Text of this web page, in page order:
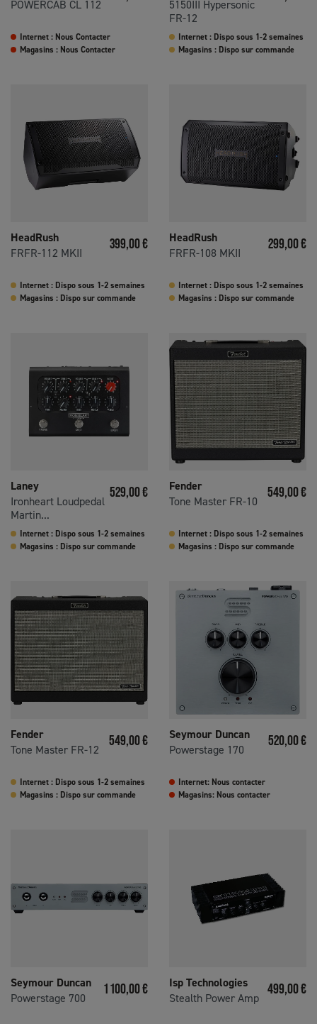
POWERCAB CL 112
Internet : Nous Contacter
Magasins : Nous Contacter
5150III Hypersonic
FR-12
Internet : Dispo sous 1-2 semaines
Magasins : Dispo sur commande
HeadRush
FRFR-112 MKII
Prix
399,00 €
Internet : Dispo sous 1-2 semaines
Magasins : Dispo sur commande
HeadRush
FRFR-108 MKII
Prix
299,00 €
Internet : Dispo sous 1-2 semaines
Magasins : Dispo sur commande
Laney
Ironheart Loudpedal
Martin...
Prix
529,00 €
Internet : Dispo sous 1-2 semaines
Magasins : Dispo sur commande
Fender
Tone Master FR-10
Prix
549,00 €
Internet : Dispo sous 1-2 semaines
Magasins : Dispo sur commande
Fender
Tone Master FR-12
Prix
549,00 €
Internet : Dispo sous 1-2 semaines
Magasins : Dispo sur commande
Seymour Duncan
Powerstage 170
Prix
520,00 €
Internet: Nous contacter
Magasins: Nous contacter
Seymour Duncan
Powerstage 700
Prix
1 100,00 €
Isp Technologies
Stealth Power Amp
Prix
499,00 €